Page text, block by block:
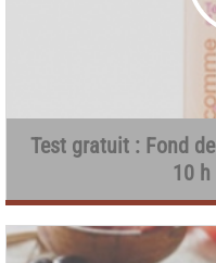
Test gratuit : Fond
10 h